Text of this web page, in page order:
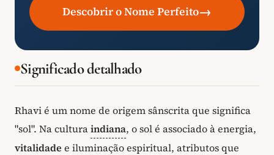
Descobrir o Nome Perfeito→
Significado detalhado
Rhavi é um nome de origem sânscrita que significa
"sol". Na culturaindiana, o sol é associado à energia,
vitalidade e iluminação espiritual, atributos que